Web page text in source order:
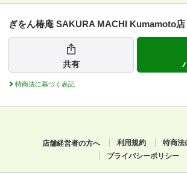
ぎをん椿庵 SAKURA MACHI Kumamoto店
共有
特商法に基づく表記
店舗経営者の方へ 利用規約
特商法
プライバシーポリシー